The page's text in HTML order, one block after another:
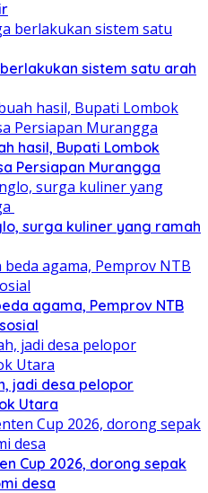
sistem satu arah
hasil, Bupati Lombok
Persiapan Murangga
surga kuliner yang ramah
agama, Pemprov NTB
jadi desa pelopor
Utara
Cup 2026, dorong sepak
desa